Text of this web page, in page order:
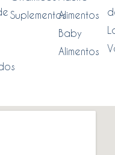
SuplementosAlimentos
Baby
Alimentos